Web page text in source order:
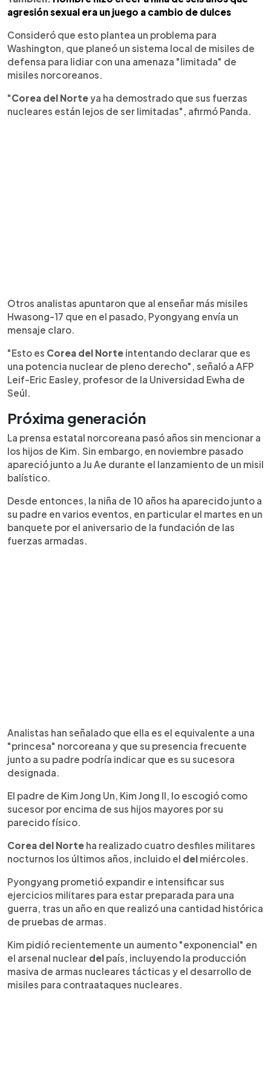
agresión sexual era un juego a cambio de dulces
Consideró que esto plantea un problema para
Washington, que planeó un sistema local de misiles de
defensa para lidiar con una amenaza "limitada" de
misiles norcoreanos.
"Corea del Norteya ha demostrado que sus fuerzas
nucleares están lejos de ser limitadas", afirmó Panda.
Otros analistas apuntaron que al enseñar más misiles
Hwasong-17 que en el pasado, Pyongyang envía un
mensaje claro.
"Esto es Corea del Norte intentando declarar que es
una potencia nuclear de pleno derecho", señaló a AFP
Leif-Eric Easley, profesor de la Universidad Ewha de
Seúl.
Próxima generación
La prensa estatal norcoreana pasó años sin mencionar a
los hijos de Kim. Sin embargo, en noviembre pasado
apareció junto a Ju Ae durante el lanzamiento de un misil
balístico.
Desde entonces, la niña de 10 años ha aparecido junto a
su padre en varios eventos, en particular el martes en un
banquete por el aniversario de la fundación de las
fuerzas armadas.
Analistas han señalado que ella es el equivalente a una
"princesa" norcoreana y que su presencia frecuente
junto a su padre podría indicar que es su sucesora
designada.
El padre de Kim Jong Un, Kim Jong Il, lo escogió como
sucesor por encima de sus hijos mayores por su
parecido físico.
Corea del Norte ha realizado cuatro desfiles militares
nocturnos los últimos años, incluido el del miércoles.
Pyongyang prometió expandir e intensificar sus
ejercicios militares para estar preparada para una
guerra, tras un año en que realizó una cantidad histórica
de pruebas de armas.
Kim pidió recientemente un aumento "exponencial" en
el arsenal nuclear del país, incluyendo la producción
masiva de armas nucleares tácticas y el desarrollo de
misiles para contraataques nucleares.